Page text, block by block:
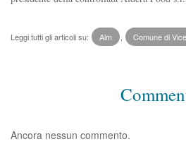
Leggi tutti gli articoli su: Aim Comune di
Ancora nessun commento.